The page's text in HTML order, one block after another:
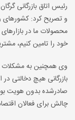
رئیس اتاق بازرگانی
و تصریح کرد: کشورهای
محصولات ما در
خود را تامین کنیم،
وی همچنین به مشکلات
بازرگانی هیچ دخالتی
صادرشده بدون هویت
چالش برای فعالان